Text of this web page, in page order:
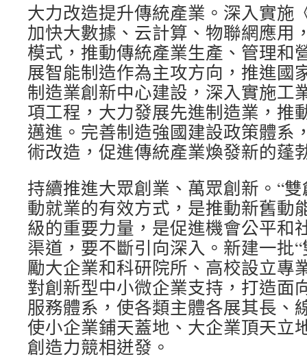
大力改造提升傳統產業。深入實施
加快大數據、云計算、物聯網應用
模式，推動傳統產業生產、管理和
展智能制造作為主攻方向，推進國
制造業創新中心建設，深入實施工
項工程，大力發展先進制造業，推
邁進。完善制造強國建設政策體系
術改造，促進傳統產業煥發新的蓬
持續推進大眾創業、萬眾創新。“
動就業的有效方式，是推動新舊動
級的重要力量，是促進機會公平和
渠道，要不斷引向深入。新建一批
勵大企業和科研院所、高校設立專
對創新型中小微企業支持，打造面
服務體系，使各類主體各展其長、
使小企業鋪天蓋地、大企業頂天立
創造力競相迸發。